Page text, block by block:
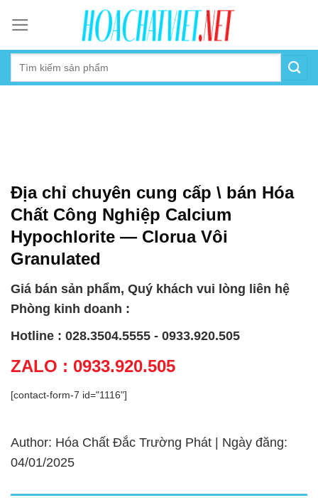
content
Địa chỉ chuyên cung cấp \ bán Hóa
Chất Công Nghiệp Calcium
Hypochlorite — Clorua Vôi
Granulated
Giá bán sản phẩm, Quý khách vui lòng liên hệ
Phòng kinh doanh :
Hotline : 028.3504.5555 - 0933.920.505
ZALO : 0933.920.505
[contact-form-7 id="1116"]
Author: Hóa Chất Đắc Trường Phát | Ngày đăng:
04/01/2025